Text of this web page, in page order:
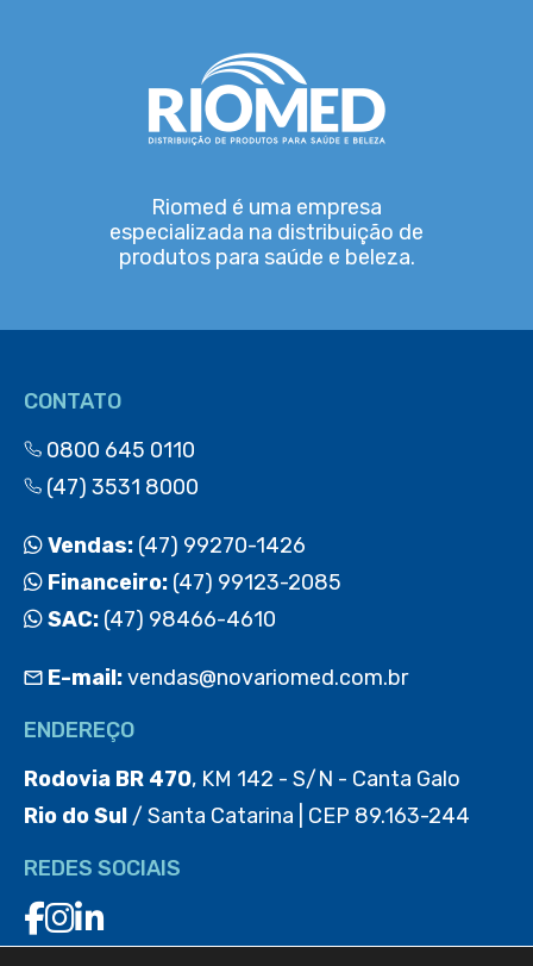
Riomed é uma empresa
especializada na distribuição de
produtos para saúde e beleza.
CONTATO
0800 645 0110
(47) 3531 8000
Vendas: (47) 99270-1426
Financeiro: (47) 99123-2085
SAC: (47) 98466-4610
E-mail:vendas@novariomed.com.br
ENDEREÇO
Rodovia BR 470, KM 142 - S/N - Canta Galo
Rio do Sul / Santa Catarina | CEP 89.163-244
REDES SOCIAIS